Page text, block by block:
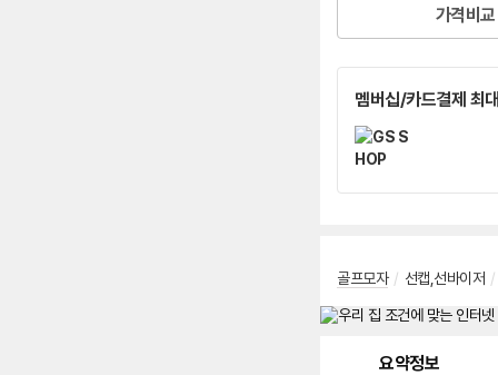
가격비교
멤버십/카드결제 최
골프모자 / 선캡,선바이저 /
요약정보